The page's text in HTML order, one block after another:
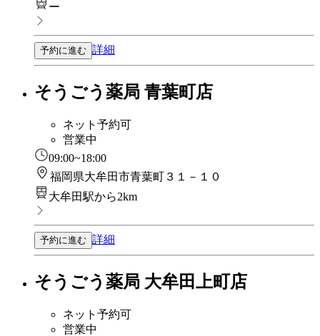
ー
予約に進む 詳細
そうごう薬局 青葉町店
ネット予約可
営業中
09:00~18:00
福岡県大牟田市青葉町３１－１０
大牟田駅から2km
予約に進む 詳細
そうごう薬局 大牟田上町店
ネット予約可
営業中